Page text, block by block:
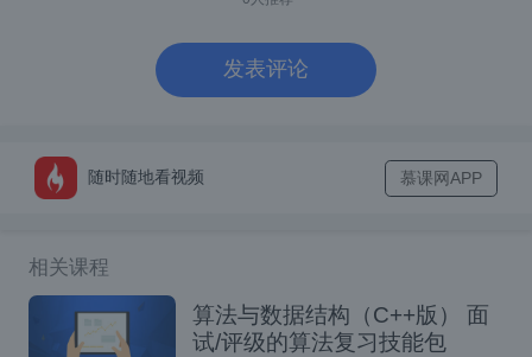
Dockerfile路径来构建新的镜像。这将根据
Dockerfile中的指令创建一个新的Docker
推送Docker镜像
：构建图像后，必须将
在部署容器时轻松检索。使用
sh 命令，后跟镜像名称和标签。
部署容器
：要从Docker镜像部署新容
发表评论
随时随地看视频 慕课网APP
相关课程
算法与数据结构（C++版） 面
试/评级的算法复习技能包